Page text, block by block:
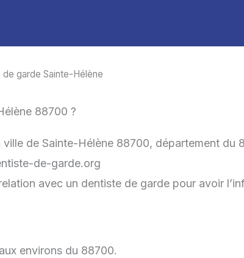
garde Sainte-Hélène
88700 ?
de Sainte-Hélène 88700, département
de-garde.org
avec un dentiste de garde pour avoir
environs du 88700.